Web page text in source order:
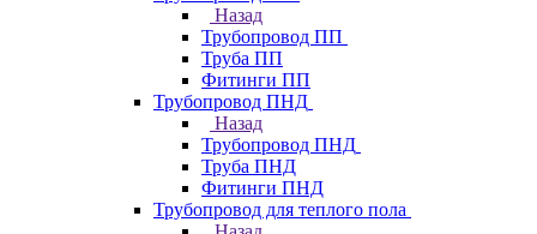
Назад
Трубопровод ПП
Труба ПП
Фитинги ПП
Трубопровод ПНД
Назад
Трубопровод ПНД
Труба ПНД
Фитинги ПНД
Трубопровод для теплого пола